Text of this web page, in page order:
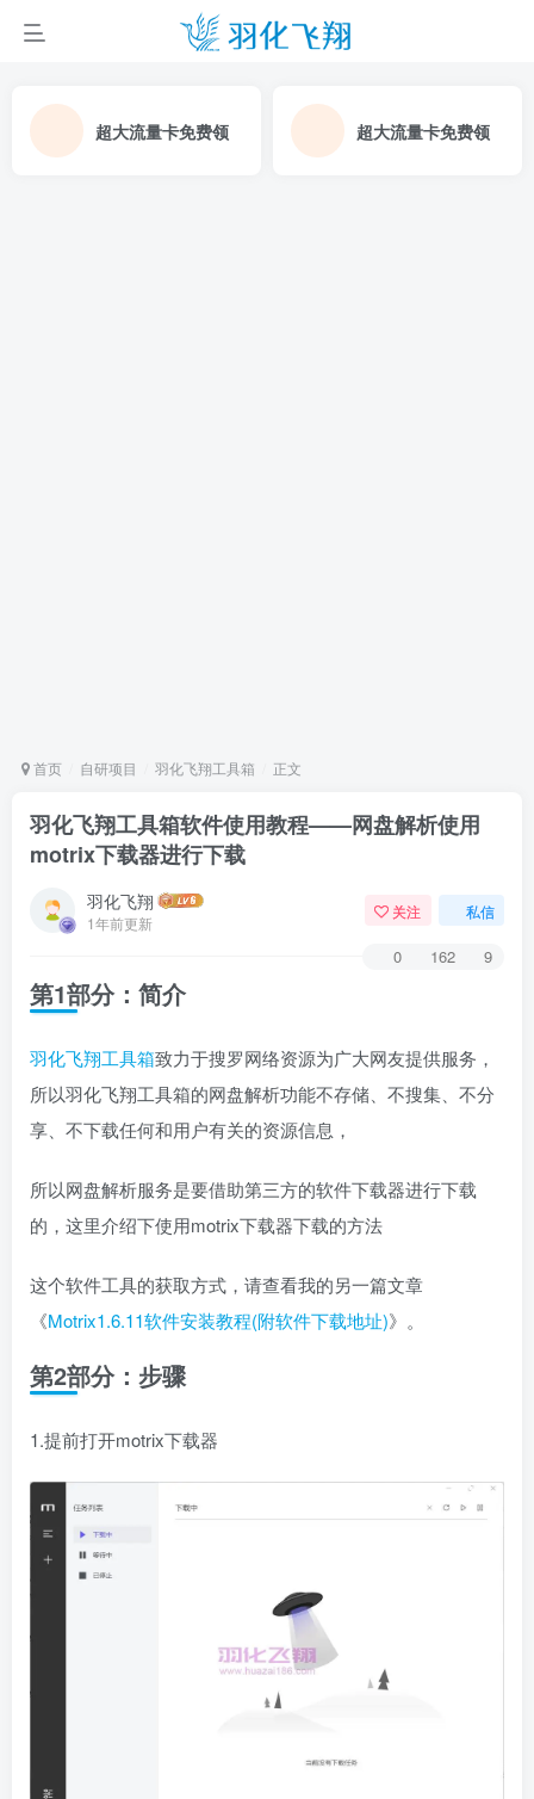
超大流量卡免费领 超大流量卡免费领
首页 自研项目 羽化飞翔工具箱 正文
羽化飞翔工具箱软件使用教程——网盘解析使用
motrix下载器进行下载
羽化飞翔
1年前更新
关注 私信
0 162 9
第1部分：简介
羽化飞翔工具箱致力于搜罗网络资源为广大网友提供服务，
所以羽化飞翔工具箱的网盘解析功能不存储、不搜集、不分
享、不下载任何和用户有关的资源信息，
所以网盘解析服务是要借助第三方的软件下载器进行下载
的，这里介绍下使用motrix下载器下载的方法
这个软件工具的获取方式，请查看我的另一篇文章
《Motrix1.6.11软件安装教程(附软件下载地址)》。
第2部分：步骤
1.提前打开motrix下载器